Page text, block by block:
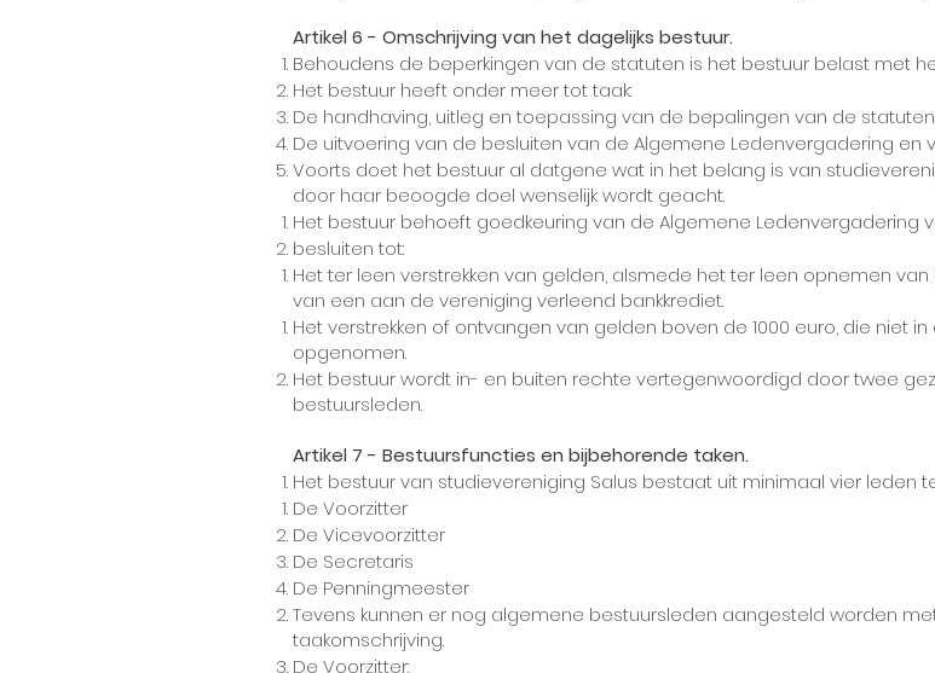
Artikel 6 - Omschrijving van het dagelijks bestuur.
Behoudens de beperkingen van de statuten is het bestuur belast met
Het bestuur heeft onder meer tot taak:
De handhaving, uitleg en toepassing van de bepalingen van de
De uitvoering van de besluiten van de Algemene Ledenvergadering en
Voorts doet het bestuur al datgene wat in het belang is van
door haar beoogde doel wenselijk wordt geacht.
Het bestuur behoeft goedkeuring van de Algemene Ledenvergadering
besluiten tot:
Het ter leen verstrekken van gelden, alsmede het ter leen opnemen
van een aan de vereniging verleend bankkrediet.
Het verstrekken of ontvangen van gelden boven de 1000 euro, die niet
opgenomen.
Het bestuur wordt in- en buiten rechte vertegenwoordigd door twee
bestuursleden.
Artikel 7 - Bestuursfuncties en bijbehorende taken.
Het bestuur van studievereniging Salus bestaat uit minimaal vier leden
De Voorzitter
De Vicevoorzitter
De Secretaris
De Penningmeester
Tevens kunnen er nog algemene bestuursleden aangesteld worden
taakomschrijving.
De Voorzitter: